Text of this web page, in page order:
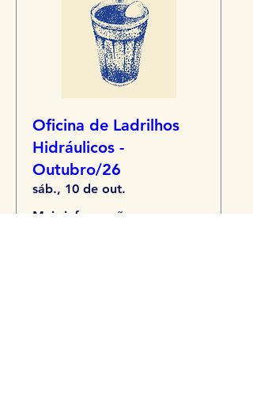
Oficina de Ladrilhos
Hidráulicos -
Outubro/26
sáb., 10 de out.
Mais informações